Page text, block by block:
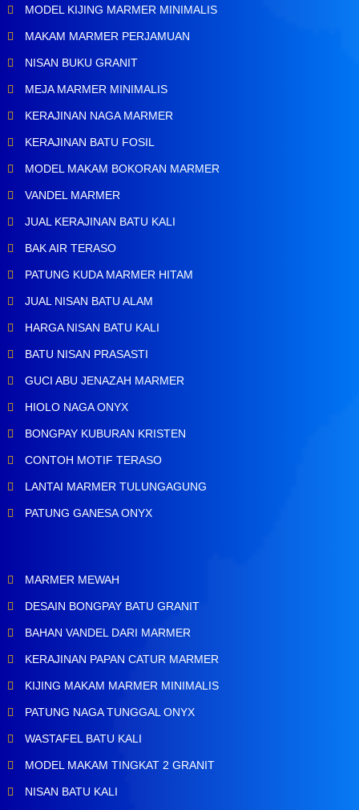
MODEL KIJING MARMER MINIMALIS
MAKAM MARMER PERJAMUAN
NISAN BUKU GRANIT
MEJA MARMER MINIMALIS
KERAJINAN NAGA MARMER
KERAJINAN BATU FOSIL
MODEL MAKAM BOKORAN MARMER
VANDEL MARMER
JUAL KERAJINAN BATU KALI
BAK AIR TERASO
PATUNG KUDA MARMER HITAM
JUAL NISAN BATU ALAM
HARGA NISAN BATU KALI
BATU NISAN PRASASTI
GUCI ABU JENAZAH MARMER
HIOLO NAGA ONYX
BONGPAY KUBURAN KRISTEN
CONTOH MOTIF TERASO
LANTAI MARMER TULUNGAGUNG
PATUNG GANESA ONYX
MARMER MEWAH
DESAIN BONGPAY BATU GRANIT
BAHAN VANDEL DARI MARMER
KERAJINAN PAPAN CATUR MARMER
KIJING MAKAM MARMER MINIMALIS
PATUNG NAGA TUNGGAL ONYX
WASTAFEL BATU KALI
MODEL MAKAM TINGKAT 2 GRANIT
NISAN BATU KALI